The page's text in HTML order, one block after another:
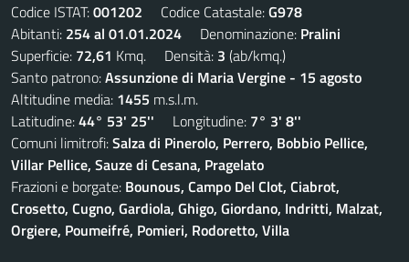
Codice ISTAT:001202 Codice Catastale:G978
Abitanti: 254 al 01.01.2024 Denominazione: Pralini
Superficie: 72,61 Kmq. Densità: 3 (ab/kmq.)
Santo patrono:Assunzione di Maria Vergine - 15 agosto
Altitudine media: 1455 m.s.l.m.
Latitudine:44° 53' 25'' Longitudine: 7° 3' 8''
Comuni limitrofi:Salza di Pinerolo, Perrero, Bobbio Pellice,
Villar Pellice, Sauze di Cesana, Pragelato
Frazioni e borgate: Bounous, Campo Del Clot, Ciabrot,
Crosetto, Cugno, Gardiola, Ghigo, Giordano, Indritti, Malzat,
Orgiere, Poumeifré, Pomieri, Rodoretto, Villa